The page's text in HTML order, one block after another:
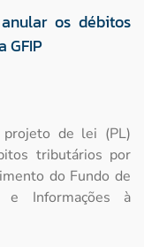
os débitos
GFIP
projeto de lei (PL)
tributários por
do Fundo de
e Informações à